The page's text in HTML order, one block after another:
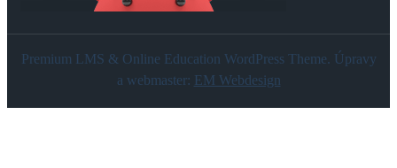
Premium LMS & Online Education WordPress Theme. Úpravy
a webmaster: EM Webdesign